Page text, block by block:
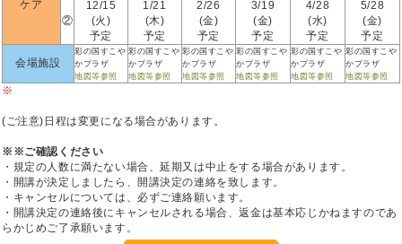
ケア
②
12/15
(火)
予定
1/21
(木)
予定
2/26
(金)
予定
3/19
(金)
予定
4/28
(水)
予定
5/28
(金)
予定
会場施設
彩の国すこや
かプラザ
地図等参照
彩の国すこや
かプラザ
地図等参照
彩の国すこや
かプラザ
地図等参照
彩の国すこや
かプラザ
地図等参照
彩の国すこや
かプラザ
地図等参照
彩の国すこや
かプラザ
地図等参照
※
(ご注意)日程は変更になる場合があります。
※※ご確認ください
・規定の人数に満たない場合、延期又は中止をする場合があります。
・開講が決定しましたら、開講決定の連絡を致します。
・キャンセルについては、必ずご連絡願います。
・開講決定の連絡後にキャンセルされる場合、返金は基本応じかねますのであ
らかじめご了承願います。